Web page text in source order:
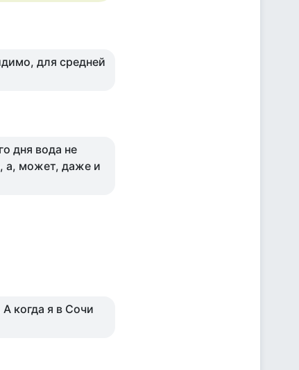
для средней
дня вода не
а, может, даже и
когда я в Сочи